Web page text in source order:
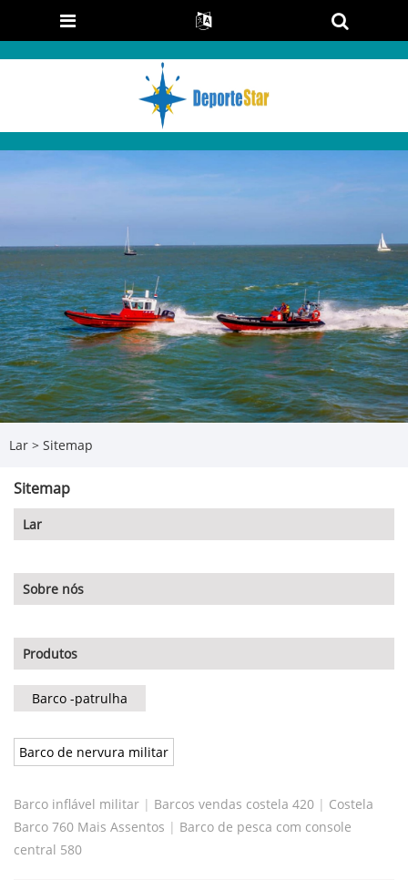
Lar > Sitemap
Sitemap
Lar
Sobre nós
Produtos
Barco -patrulha
Barco de nervura militar
Barco inflável militar | Barcos vendas costela 420 | Costela
Barco 760 Mais Assentos | Barco de pesca com console
central 580